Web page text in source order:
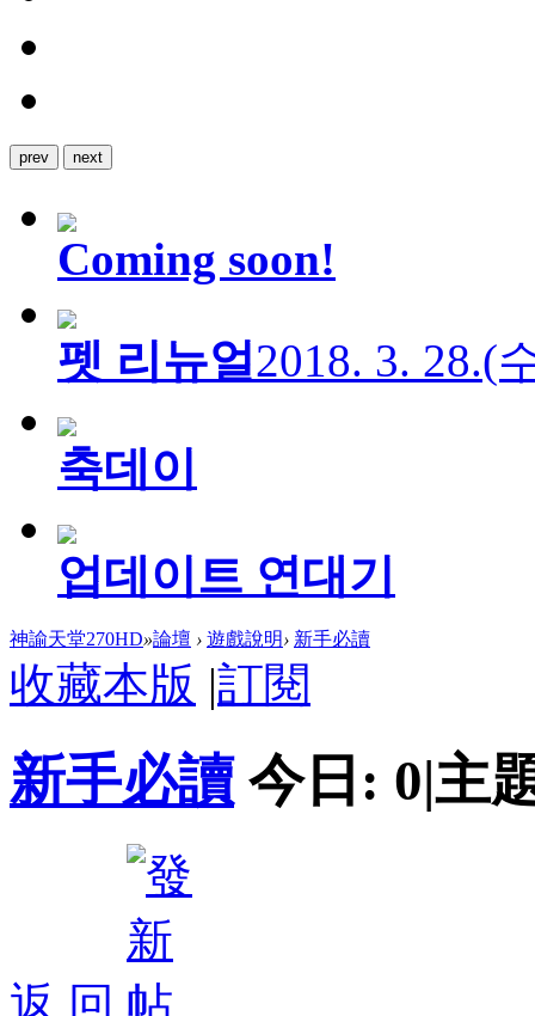
prev next
Coming soon!
펫 리뉴얼2018. 3. 28.(
축데이
업데이트 연대기
神諭天堂270HD»論壇 › 遊戲說明› 新手必讀
收藏本版 |訂閱
新手必讀 今日: 0|主
返 回